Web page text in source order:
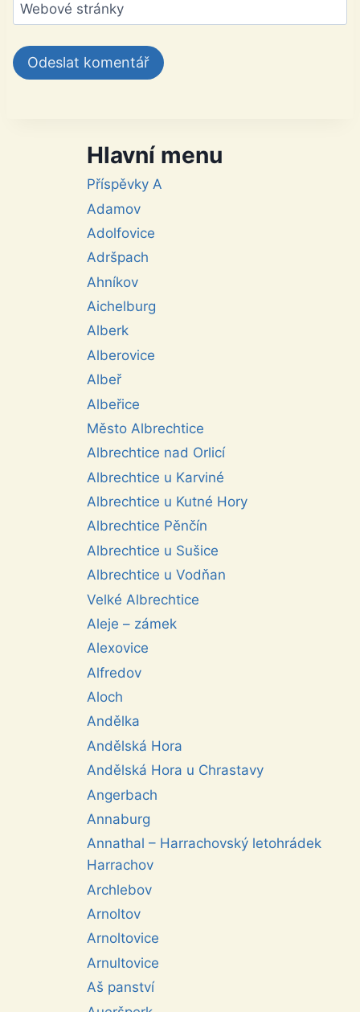
Webové stránky
Hlavní menu
Příspěvky A
Adamov
Adolfovice
Adršpach
Ahníkov
Aichelburg
Alberk
Alberovice
Albeř
Albeřice
Město Albrechtice
Albrechtice nad Orlicí
Albrechtice u Karviné
Albrechtice u Kutné Hory
Albrechtice Pěnčín
Albrechtice u Sušice
Albrechtice u Vodňan
Velké Albrechtice
Aleje – zámek
Alexovice
Alfredov
Aloch
Andělka
Andělská Hora
Andělská Hora u Chrastavy
Angerbach
Annaburg
Annathal – Harrachovský letohrádek
Harrachov
Archlebov
Arnoltov
Arnoltovice
Arnultovice
Aš panství